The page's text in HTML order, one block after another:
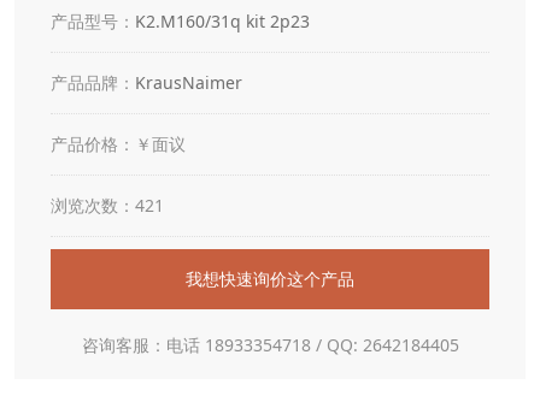
产品型号： K2.M160/31q kit 2p23
产品品牌： KrausNaimer
产品价格：￥面议
浏览次数：421
我想快速询价这个产品
咨询客服：电话 18933354718 / QQ: 2642184405